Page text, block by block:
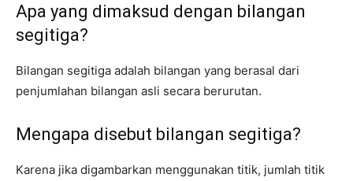
Apa yang dimaksud dengan bilangan
segitiga?
Bilangan segitiga adalah bilangan yang berasal dari
penjumlahan bilangan asli secara berurutan.
Mengapa disebut bilangan segitiga?
Karena jika digambarkan menggunakan titik, jumlah titik